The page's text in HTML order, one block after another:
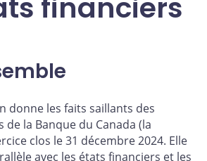
financiers
donne les faits saillants des
la Banque du Canada (la
clos le 31 décembre 2024. Elle
avec les états financiers et les